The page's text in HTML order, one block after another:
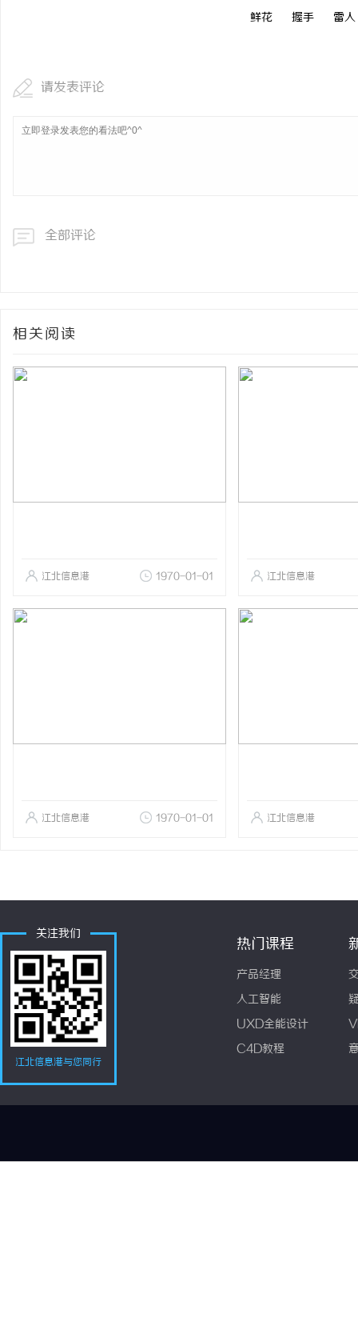
鲜花 握手 雷人
请发表评论
全部评论
相关阅读
江北信息港 1970-01-01 江北信息港
江北信息港 1970-01-01 江北信息港
关注我们
江北信息港与您同行
热门课程
产品经理
人工智能
UXD全能设计
C4D教程